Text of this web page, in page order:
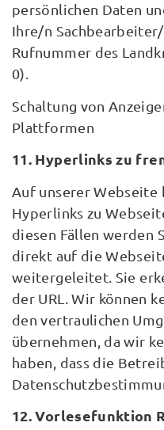
persönlichen Daten
Ihre/n
Rufnummer des
0).
Schaltung von
Plattformen
11. Hyperlinks zu
Auf unserer Webseite
Hyperlinks zu
diesen Fällen werden
direkt auf die
weitergeleitet. Sie
der URL. Wir können
den vertraulichen
übernehmen, da wir
haben, dass die
12. Vorlesefunktion